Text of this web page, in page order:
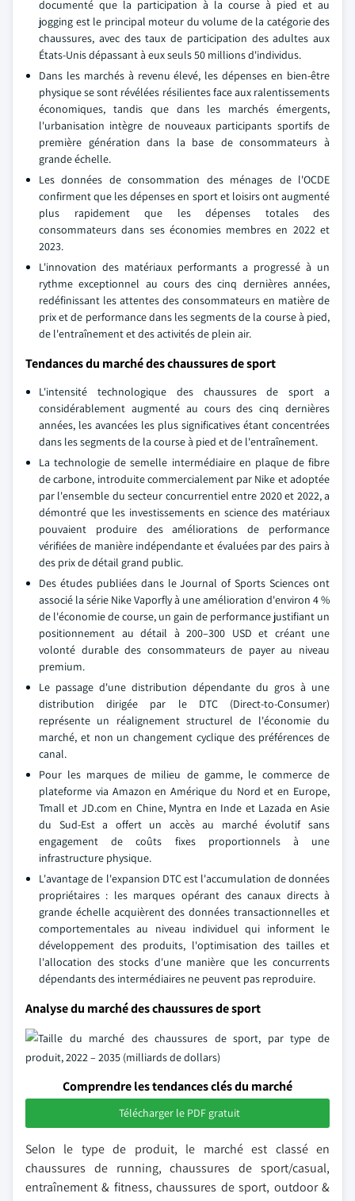
documenté que la participation à la course à pied et au
jogging est le principal moteur du volume de la catégorie des
chaussures, avec des taux de participation des adultes aux
États-Unis dépassant à eux seuls 50 millions d'individus.
Dans les marchés à revenu élevé, les dépenses en bien-être
physique se sont révélées résilientes face aux ralentissements
économiques, tandis que dans les marchés émergents,
l'urbanisation intègre de nouveaux participants sportifs de
première génération dans la base de consommateurs à
grande échelle.
Les données de consommation des ménages de l'OCDE
confirment que les dépenses en sport et loisirs ont augmenté
plus rapidement que les dépenses totales des
consommateurs dans ses économies membres en 2022 et
2023.
L'innovation des matériaux performants a progressé à un
rythme exceptionnel au cours des cinq dernières années,
redéfinissant les attentes des consommateurs en matière de
prix et de performance dans les segments de la course à pied,
de l'entraînement et des activités de plein air.
Tendances du marché des chaussures de sport
L'intensité technologique des chaussures de sport a
considérablement augmenté au cours des cinq dernières
années, les avancées les plus significatives étant concentrées
dans les segments de la course à pied et de l'entraînement.
La technologie de semelle intermédiaire en plaque de fibre
de carbone, introduite commercialement par Nike et adoptée
par l'ensemble du secteur concurrentiel entre 2020 et 2022, a
démontré que les investissements en science des matériaux
pouvaient produire des améliorations de performance
vérifiées de manière indépendante et évaluées par des pairs à
des prix de détail grand public.
Des études publiées dans le Journal of Sports Sciences ont
associé la série Nike Vaporfly à une amélioration d'environ 4 %
de l'économie de course, un gain de performance justifiant un
positionnement au détail à 200–300 USD et créant une
volonté durable des consommateurs de payer au niveau
premium.
Le passage d'une distribution dépendante du gros à une
distribution dirigée par le DTC (Direct-to-Consumer)
représente un réalignement structurel de l'économie du
marché, et non un changement cyclique des préférences de
canal.
Pour les marques de milieu de gamme, le commerce de
plateforme via Amazon en Amérique du Nord et en Europe,
Tmall et JD.com en Chine, Myntra en Inde et Lazada en Asie
du Sud-Est a offert un accès au marché évolutif sans
engagement de coûts fixes proportionnels à une
infrastructure physique.
L'avantage de l'expansion DTC est l'accumulation de données
propriétaires : les marques opérant des canaux directs à
grande échelle acquièrent des données transactionnelles et
comportementales au niveau individuel qui informent le
développement des produits, l'optimisation des tailles et
l'allocation des stocks d'une manière que les concurrents
dépendants des intermédiaires ne peuvent pas reproduire.
Analyse du marché des chaussures de sport
Comprendre les tendances clés du marché
Télécharger le PDF gratuit
Selon le type de produit, le marché est classé en
chaussures de running, chaussures de sport/casual,
entraînement & fitness, chaussures de sport, outdoor &